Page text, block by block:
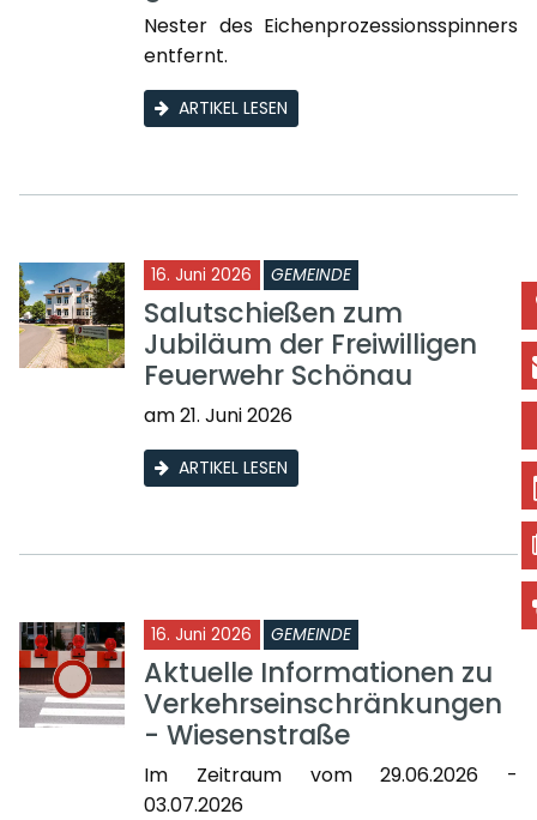
Nester des Eichenprozessionsspinners
entfernt.
ARTIKEL LESEN
16. Juni 2026 GEMEINDE
Salutschießen zum
Jubiläum der Freiwilligen
Feuerwehr Schönau
am 21. Juni 2026
ARTIKEL LESEN
16. Juni 2026 GEMEINDE
Aktuelle Informationen zu
Verkehrseinschränkungen
- Wiesenstraße
Im Zeitraum vom 29.06.2026 -
03.07.2026